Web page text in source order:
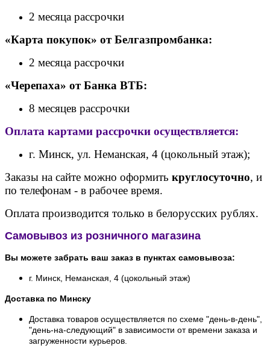
2 месяца рассрочки
«Карта покупок» от Белгазпромбанка:
2 месяца рассрочки
«Черепаха» от Банка ВТБ:
8 месяцев рассрочки
Оплата картами рассрочки осуществляется:
г. Минск, ул. Неманская, 4 (цокольный этаж);
Заказы на сайте можно оформить круглосуточно, и
по телефонам - в рабочее время.
Оплата производится только в белорусских рублях.
Самовывоз из розничного магазина
Вы можете забрать ваш заказ в пунктах самовывоза:
г. Минск, Неманская, 4 (цокольный этаж)
Доставка по Минску
Доставка товаров осуществляется по схеме "день-в-день",
"день-на-следующий" в зависимости от времени заказа и
загруженности курьеров.